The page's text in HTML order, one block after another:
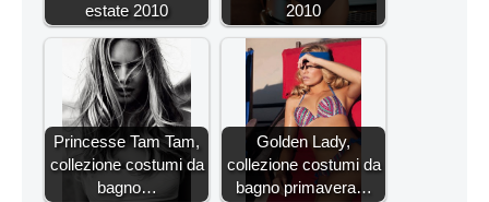
estate 2010
2010
Princesse Tam Tam,
collezione costumi da
bagno…
Golden Lady,
collezione costumi da
bagno primavera…